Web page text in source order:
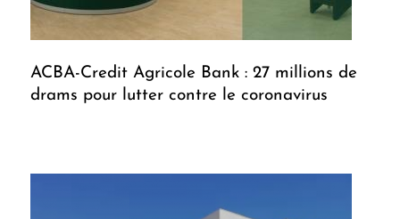
ACBA-Credit Agricole Bank : 27 millions de
drams pour lutter contre le coronavirus